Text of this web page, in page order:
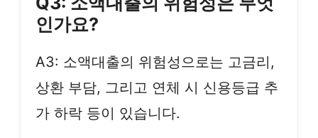
인가요?
A3: 소액대출의 위험성으로는 고금리,
상환 부담, 그리고 연체 시 신용등급 추
가 하락 등이 있습니다.